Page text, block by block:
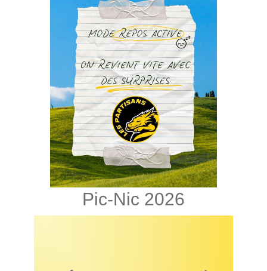
Pic-Nic 2026